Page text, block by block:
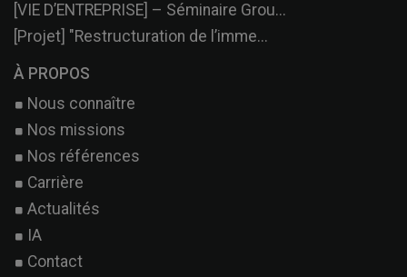
[VIE D’ENTREPRISE] – Séminaire Grou...
[Projet] "Restructuration de l’imme...
À PROPOS
Nous connaître
Nos missions
Nos références
Carrière
Actualités
IA
Contact